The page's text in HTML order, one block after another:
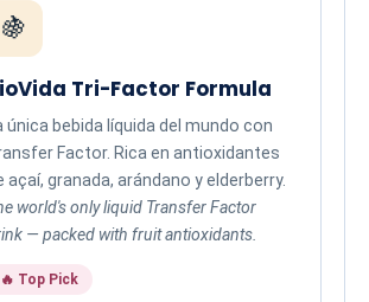
🍇
Tri-Factor Formula
única bebida líquida del mundo con
Factor. Rica en antioxidantes
açaí, granada, arándano y elderberry.
world's only liquid Transfer Factor
— packed with fruit antioxidants.
🔥 Top Pick